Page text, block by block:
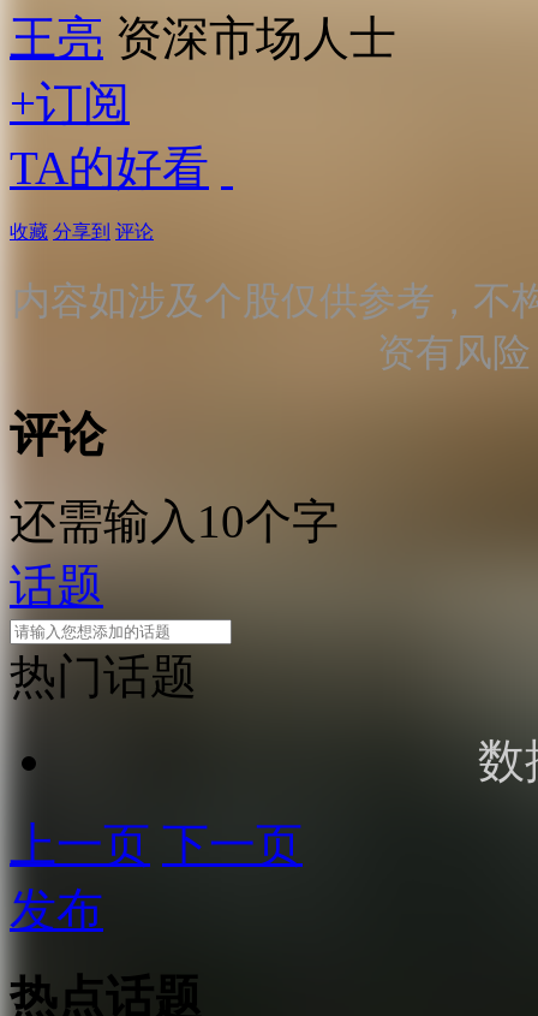
王亮 资深市场人士
+订阅
TA的好看
收藏 分享到 评论
内容如涉及个股仅供参考，不
资有风
评论
还需输入10个字
话题
热门话题
数
上一页 下一页
发布
热点话题